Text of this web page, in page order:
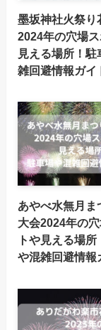
墨坂神社火祭り
2024年の穴場
見える場所！駐
雑回避情報ガイ
あやべ水無月ま
大会2024年の
トや見える場
や混雑回避情報